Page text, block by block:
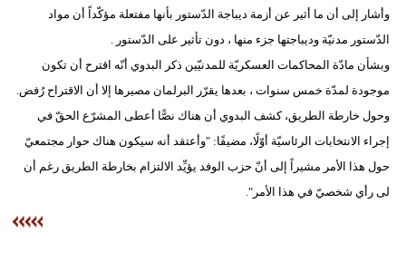
وأشار إلى أن ما أثير عن أزمة ديباجة الدّستور بأنها مفتعلة مؤكّداً أن مواد
الدّستور مدنيّة وديباجتها جزء منها ، دون تأثير على الدّستور .
وبشأن مادّة المحاكمات العسكريّة للمدنيّين ذكر البدوي أنّه اقترح أن تكون
موجودة لمدّة خمس سنوات ، بعدها يقرّر البرلمان مصيرها إلا أن الاقتراح رُفض.
وحول خارطة الطريق، كشف البدوي أن هناك نصًّا أعطى المشرّع الحقّ في
إجراء الانتخابات الرئاسيّة أوّلًا، مضيفًا: "وأعتقد أنه سيكون هناك حوار مجتمعيّ
حول هذا الأمر مشيراً إلى أنّ حزب الوفد يؤيِّد الالتزام بخارطة الطريق رغم أن
لى رأي شخصيّ في هذا الأمر".